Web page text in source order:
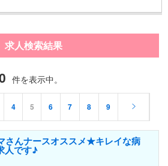
求人検索結果
件を表示中。
4 5 6 7 8 9
さんナースオススメ★キレイな病
人です♪